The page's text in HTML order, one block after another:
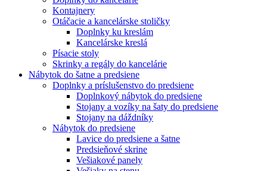
Kontajnery
Otáčacie a kancelárske stoličky
Doplnky ku kreslám
Kancelárske kreslá
Písacie stoly
Skrinky a regály do kancelárie
Nábytok do šatne a predsiene
Doplnky a príslušenstvo do predsiene
Doplnkový nábytok do predsiene
Stojany a vozíky na šaty do predsiene
Stojany na dáždníky
Nábytok do predsiene
Lavice do predsiene a šatne
Predsieňové skrine
Vešiakové panely